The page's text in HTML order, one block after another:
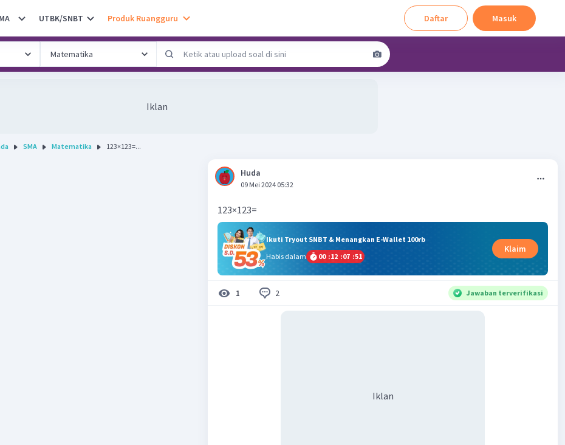
UTBK/SNBT Produk Ruangguru Daftar Masuk
Iklan
SMA Matematika 123×123=...
Huda
09 Mei 2024 05:32
123×123=
Ikuti Tryout SNBT & Menangkan E-Wallet 100rb
Habis dalam
00 :12 :07 :51
Klaim
1 2 Jawaban terverifikasi
Iklan